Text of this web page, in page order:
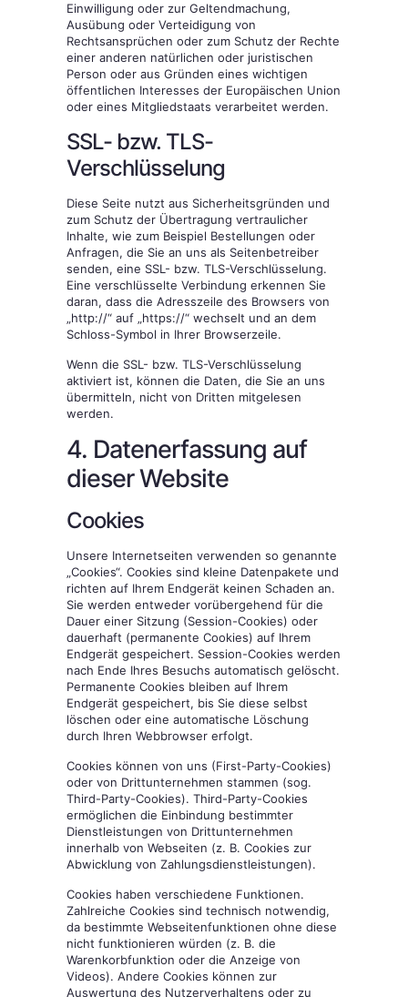
Einwilligung oder zur Geltendmachung,
Ausübung oder Verteidigung von
Rechtsansprüchen oder zum Schutz der Rechte
einer anderen natürlichen oder juristischen
Person oder aus Gründen eines wichtigen
öffentlichen Interesses der Europäischen Union
oder eines Mitgliedstaats verarbeitet werden.
SSL- bzw. TLS-
Verschlüsselung
Diese Seite nutzt aus Sicherheitsgründen und
zum Schutz der Übertragung vertraulicher
Inhalte, wie zum Beispiel Bestellungen oder
Anfragen, die Sie an uns als Seitenbetreiber
senden, eine SSL- bzw. TLS-Verschlüsselung.
Eine verschlüsselte Verbindung erkennen Sie
daran, dass die Adresszeile des Browsers von
„http://“ auf „https://“ wechselt und an dem
Schloss-Symbol in Ihrer Browserzeile.
Wenn die SSL- bzw. TLS-Verschlüsselung
aktiviert ist, können die Daten, die Sie an uns
übermitteln, nicht von Dritten mitgelesen
werden.
4. Datenerfassung auf
dieser Website
Cookies
Unsere Internetseiten verwenden so genannte
„Cookies“. Cookies sind kleine Datenpakete und
richten auf Ihrem Endgerät keinen Schaden an.
Sie werden entweder vorübergehend für die
Dauer einer Sitzung (Session-Cookies) oder
dauerhaft (permanente Cookies) auf Ihrem
Endgerät gespeichert. Session-Cookies werden
nach Ende Ihres Besuchs automatisch gelöscht.
Permanente Cookies bleiben auf Ihrem
Endgerät gespeichert, bis Sie diese selbst
löschen oder eine automatische Löschung
durch Ihren Webbrowser erfolgt.
Cookies können von uns (First-Party-Cookies)
oder von Drittunternehmen stammen (sog.
Third-Party-Cookies). Third-Party-Cookies
ermöglichen die Einbindung bestimmter
Dienstleistungen von Drittunternehmen
innerhalb von Webseiten (z. B. Cookies zur
Abwicklung von Zahlungsdienstleistungen).
Cookies haben verschiedene Funktionen.
Zahlreiche Cookies sind technisch notwendig,
da bestimmte Webseitenfunktionen ohne diese
nicht funktionieren würden (z. B. die
Warenkorbfunktion oder die Anzeige von
Videos). Andere Cookies können zur
Auswertung des Nutzerverhaltens oder zu